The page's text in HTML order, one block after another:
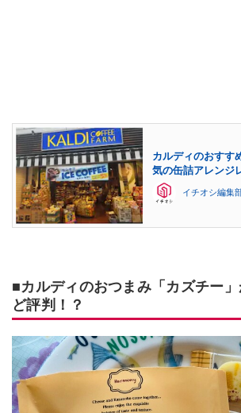
カルディのおすす
気の缶詰アレンジ
イチオシ編集
■カルディのおつまみ「カズチー
ど評判！？